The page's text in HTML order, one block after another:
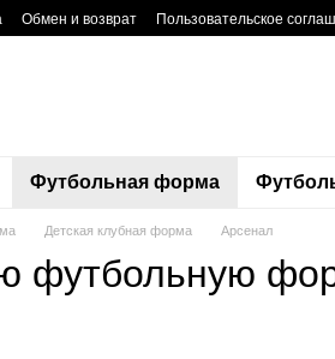
Обмен и возврат Пользовательское
Футбольная форма
Детская клубная форма Арсенал
футбольную